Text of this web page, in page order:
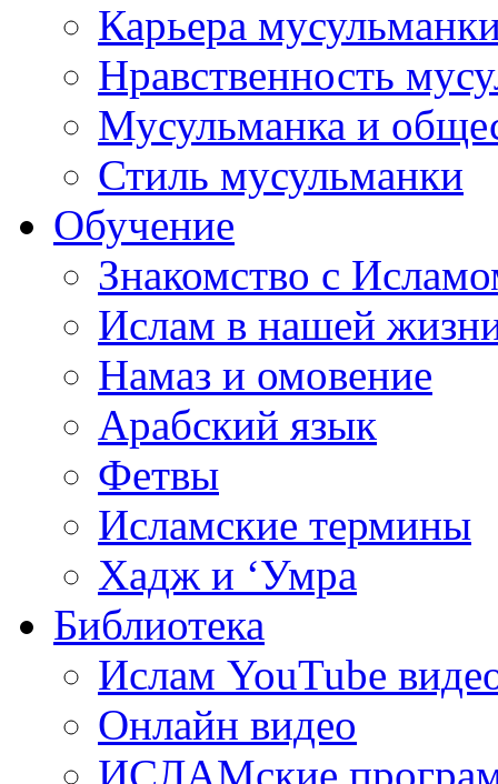
Карьера
Нравственность
Мусульманка и
Стиль мусульманки
Обучение
Знакомство с
Ислам в нашей
Намаз и омовение
Арабский язык
Фетвы
Исламские термины
Хадж и ‘Умра
Библиотека
Ислам YouTube
Онлайн видео